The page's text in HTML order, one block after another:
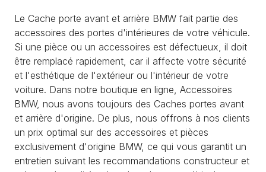
Le Cache porte avant et arrière BMW fait partie des
accessoires des portes d'intérieures de votre véhicule.
Si une pièce ou un accessoires est défectueux, il doit
être remplacé rapidement, car il affecte votre sécurité
et l'esthétique de l'extérieur ou l'intérieur de votre
voiture. Dans notre boutique en ligne, Accessoires
BMW, nous avons toujours des Caches portes avant
et arrière d'origine. De plus, nous offrons à nos clients
un prix optimal sur des accessoires et pièces
exclusivement d'origine BMW, ce qui vous garantit un
entretien suivant les recommandations constructeur et